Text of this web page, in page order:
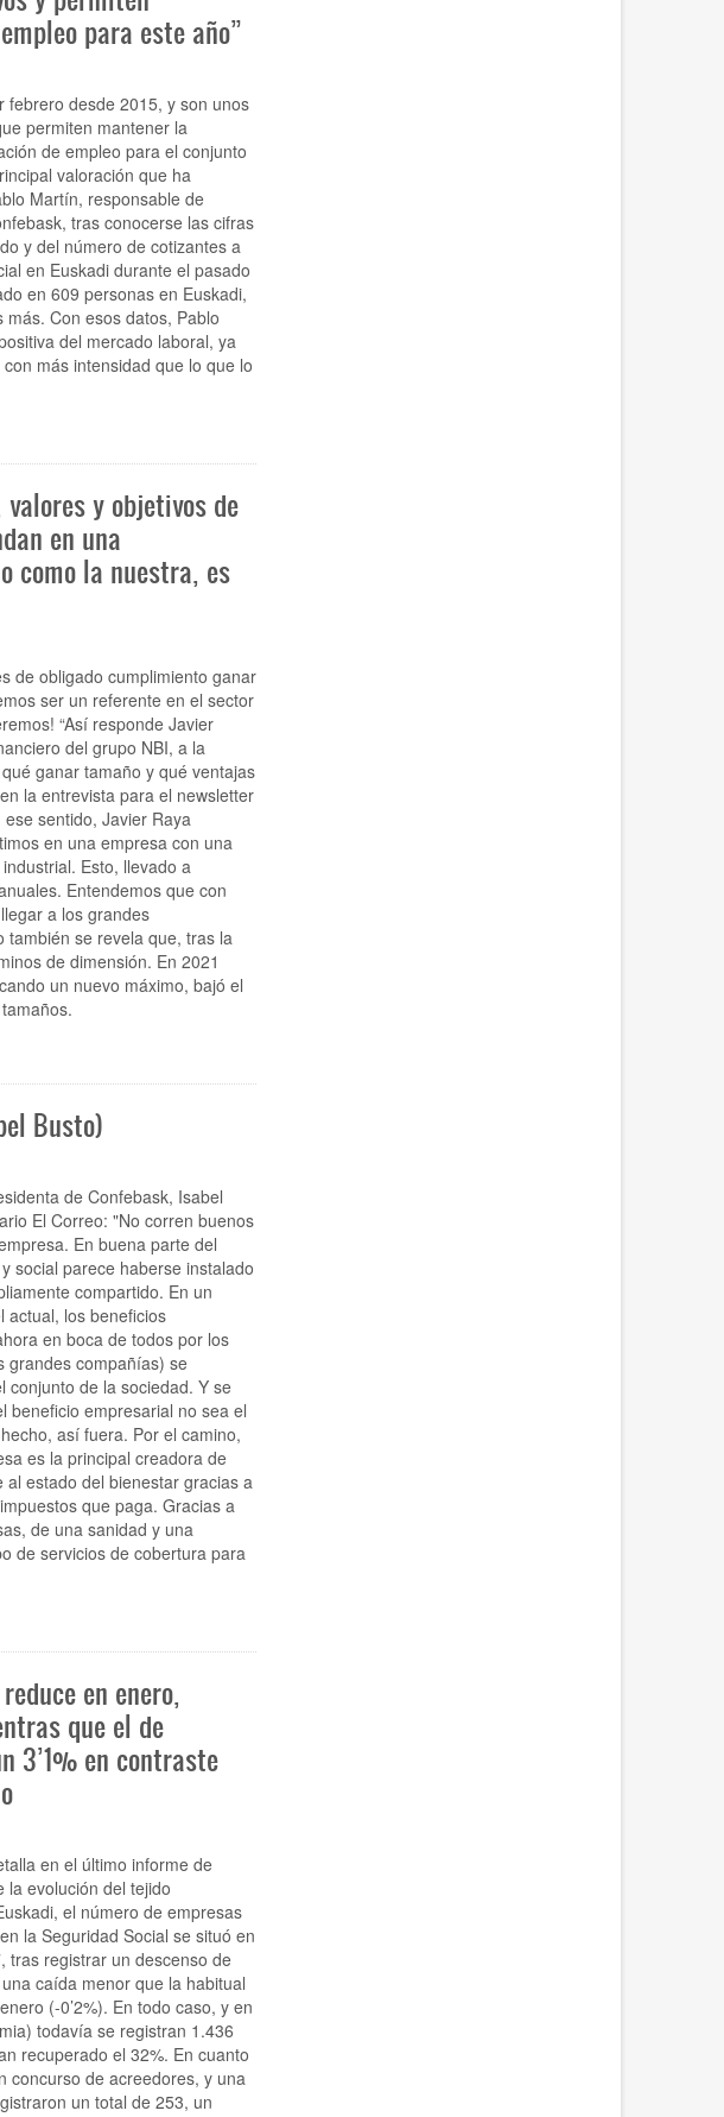
para este año”
febrero desde 2015, y son unos
permiten mantener la
de empleo para el conjunto
valoración que ha
Martín, responsable de
tras conocerse las cifras
y del número de cotizantes a
en Euskadi durante el pasado
en 609 personas en Euskadi,
Con esos datos, Pablo
del mercado laboral, ya
más intensidad que lo que lo
y objetivos de
en una
como la nuestra, es
de obligado cumplimiento ganar
ser un referente en el sector
“Así responde Javier
del grupo NBI, a la
ganar tamaño y qué ventajas
la entrevista para el newsletter
sentido, Javier Raya
en una empresa con una
Esto, llevado a
Entendemos que con
a los grandes
también se revela que, tras la
de dimensión. En 2021
un nuevo máximo, bajó el
Busto)
de Confebask, Isabel
El Correo: "No corren buenos
En buena parte del
social parece haberse instalado
compartido. En un
actual, los beneficios
en boca de todos por los
grandes compañías) se
de la sociedad. Y se
beneficio empresarial no sea el
así fuera. Por el camino,
es la principal creadora de
estado del bienestar gracias a
que paga. Gracias a
de una sanidad y una
de servicios de cobertura para
en enero,
que el de
3’1% en contraste
en el último informe de
la evolución del tejido
el número de empresas
la Seguridad Social se situó en
tras registrar un descenso de
caída menor que la habitual
(-0’2%). En todo caso, y en
todavía se registran 1.436
recuperado el 32%. En cuanto
concurso de acreedores, y una
un total de 253, un